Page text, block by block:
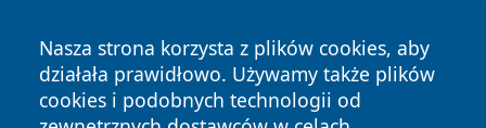
Nasza strona korzysta z plików cookies, aby
działała prawidłowo. Używamy także plików
cookies i podobnych technologii od